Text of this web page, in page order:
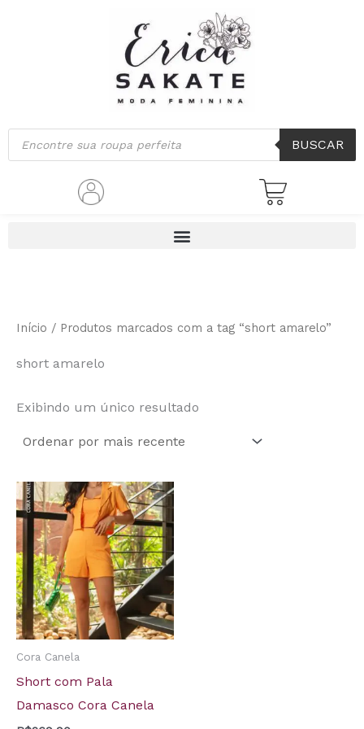
Pesquisar
produtos
BUSCAR
Início / Produtos marcados com a tag “short amarelo”
short amarelo
Exibindo um único resultado
Cora Canela
Short com Pala
Damasco Cora Canela